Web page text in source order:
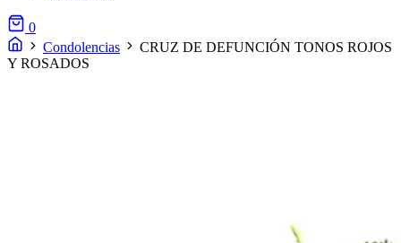
0
Condolencias
CRUZ DE DEFUNCIÓN TONOS ROJOS
Y ROSADOS